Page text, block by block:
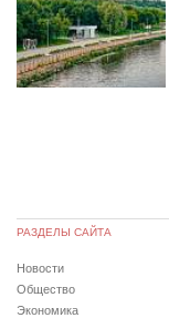
РАЗДЕЛЫ САЙТА
Новости
Общество
Экономика